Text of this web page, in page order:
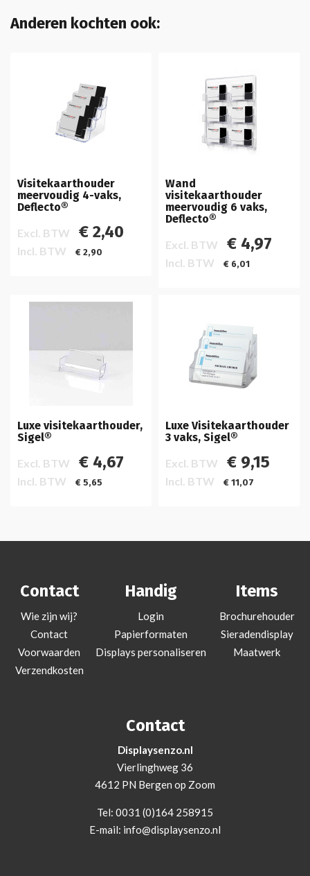
Anderen kochten ook:
Visitekaarthouder
meervoudig 4-vaks,
Deflecto®
Excl. BTW
€ 2,40
Incl. BTW € 2,90
Wand
visitekaarthouder
meervoudig 6 vaks,
Deflecto®
Excl. BTW
€ 4,97
Incl. BTW € 6,01
Luxe visitekaarthouder,
Sigel®
Excl. BTW
€ 4,67
Incl. BTW € 5,65
Luxe Visitekaarthouder
3 vaks, Sigel®
Excl. BTW
€ 9,15
Incl. BTW € 11,07
Contact
Wie zijn wij?
Contact
Voorwaarden
Verzendkosten
Handig
Login
Papierformaten
Displays personaliseren
Items
Brochurehouder
Sieradendisplay
Maatwerk
Contact
Displaysenzo.nl
Vierlinghweg 36
4612 PN Bergen op Zoom
Tel: 0031 (0)164 258915
E-mail: info@displaysenzo.nl